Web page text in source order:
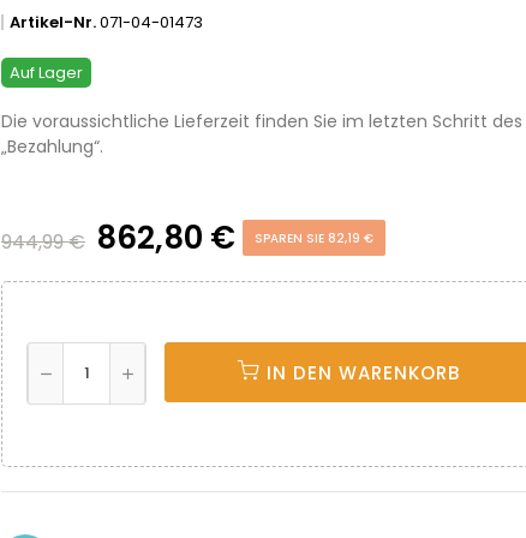
Artikel-Nr.071-04-01473
Auf Lager
Die voraussichtliche Lieferzeit finden Sie im letzten Schritt des
„Bezahlung“.
944,99 € 862,80 € SPAREN SIE 82,19 €
IN DEN WARENKORB